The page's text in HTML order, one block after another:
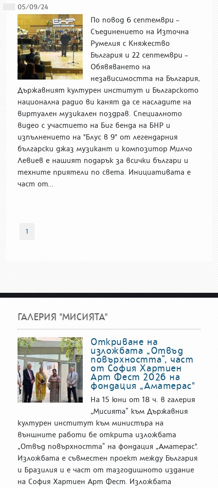
05/09/24
По повод 6 септември –
Съединението на Източна
Румелия с Княжество
България и 22 септември –
Обявяването на
независимостта на България,
Държавният културен институт и Българското
национална радио ви канят да се насладите на
виртуален музикален поздрав. Специалното
видео с участието на Биг бенда на БНР и
изпълнението на "Блус в 9" от легендарния
български джаз музикант и композитор Милчо
Левиев е нашият подарък за всички българи и
техните приятели по света. Инициативата е
част от...
1
ГАЛЕРИЯ "МИСИЯТА"
Откриване на
изложбата „Отвъд
повърхността“, част
от София Хартиен
Арт Фест 2026 на
фондация „Аматерас"
На 15 юни от 18 ч. в галерия
„Мисията“ към Държавния
културен институт към министъра на
външните работи бе открита изложбата
„Отвъд повърхността“ на фондация „Аматерас".
Изложбата е съвместен проект между България
и Бразилия и е част от тазгодишното издание
на София Хартиен Арт Фест. Изложбата